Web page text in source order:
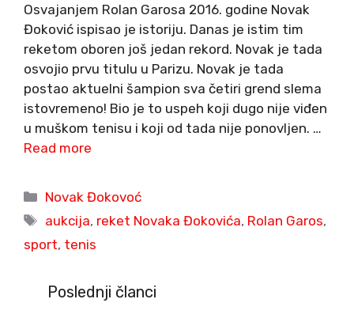
Osvajanjem Rolan Garosa 2016. godine Novak
Đoković ispisao je istoriju. Danas je istim tim
reketom oboren još jedan rekord. Novak je tada
osvojio prvu titulu u Parizu. Novak je tada
postao aktuelni šampion sva četiri grend slema
istovremeno! Bio je to uspeh koji dugo nije viđen
u muškom tenisu i koji od tada nije ponovljen. …
Read more
Categories
Novak Đokovoć
Tags
aukcija, reket Novaka Đokovića, Rolan Garos,
sport, tenis
Poslednji članci